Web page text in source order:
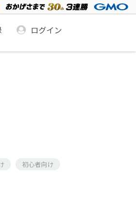
ログイン
初心者向け